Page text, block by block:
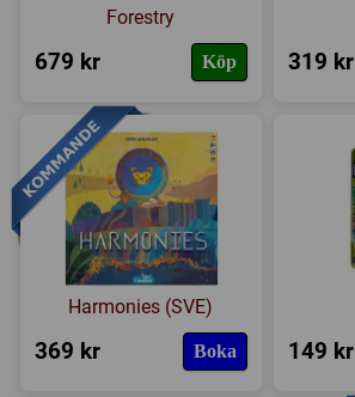
Forestry
679 kr Köp 319 kr
Harmonies (SVE)
369 kr Boka 149 kr